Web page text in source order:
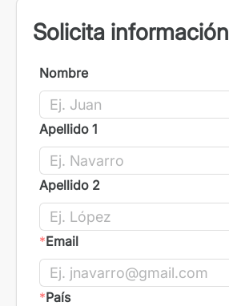
Solicita información
Nombre
Apellido 1
Apellido 2
*Email
*País